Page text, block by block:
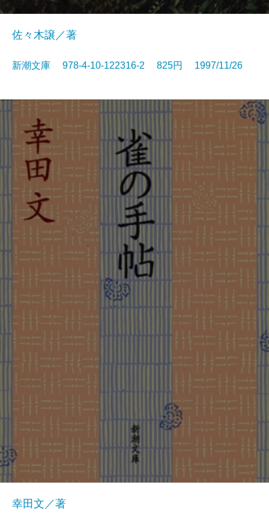
佐々木譲／著
新潮文庫 978-4-10-122316-2 825円 1997/11/26
幸田文／著